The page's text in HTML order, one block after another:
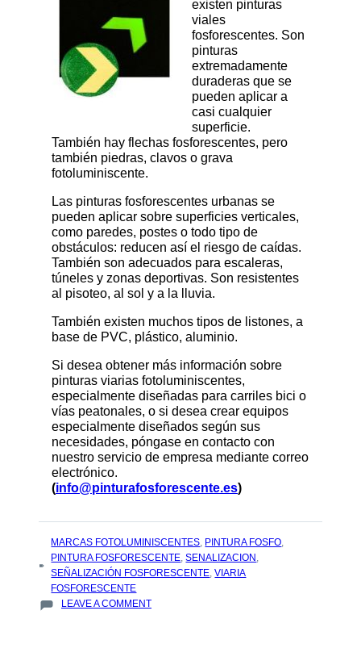
existen pinturas
viales
fosforescentes. Son
pinturas
extremadamente
duraderas que se
pueden aplicar a
casi cualquier
superficie.
También hay flechas fosforescentes, pero
también piedras, clavos o grava
fotoluminiscente.
Las pinturas fosforescentes urbanas se
pueden aplicar sobre superficies verticales,
como paredes, postes o todo tipo de
obstáculos: reducen así el riesgo de caídas.
También son adecuados para escaleras,
túneles y zonas deportivas. Son resistentes
al pisoteo, al sol y a la lluvia.
También existen muchos tipos de listones, a
base de PVC, plástico, aluminio.
Si desea obtener más información sobre
pinturas viarias fotoluminiscentes,
especialmente diseñadas para carriles bici o
vías peatonales, o si desea crear equipos
especialmente diseñados según sus
necesidades, póngase en contacto con
nuestro servicio de empresa mediante correo
electrónico.
(info@pinturafosforescente.es)
TAGS
:
MARCAS FOTOLUMINISCENTES PINTURA FOSFO
PINTURA FOSFORESCENTE ,SENALIZACION
SEÑALIZACIÓN FOSFORESCENTE ,VIARIA
FOSFORESCENTE
LEAVE A COMMENTON